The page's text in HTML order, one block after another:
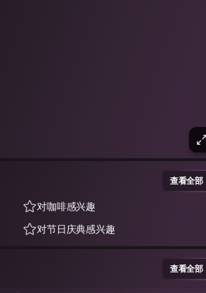
查看全部
对咖啡感兴趣
对节日庆典感兴趣
查看全部